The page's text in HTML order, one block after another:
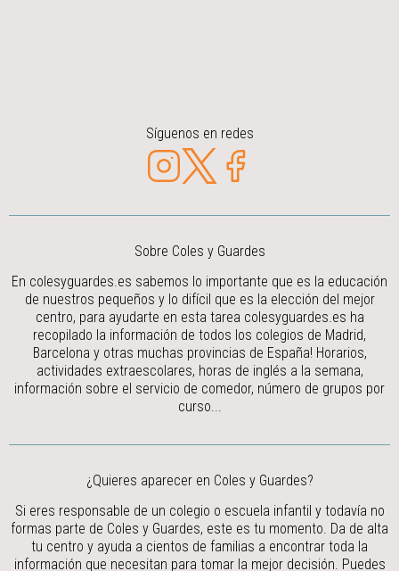
Síguenos en redes
Sobre Coles y Guardes
En colesyguardes.es sabemos lo importante que es la educación
de nuestros pequeños y lo difícil que es la elección del mejor
centro, para ayudarte en esta tarea colesyguardes.es ha
recopilado la información de todos los colegios de Madrid,
Barcelona y otras muchas provincias de España! Horarios,
actividades extraescolares, horas de inglés a la semana,
información sobre el servicio de comedor, número de grupos por
curso...
¿Quieres aparecer en Coles y Guardes?
Si eres responsable de un colegio o escuela infantil y todavía no
formas parte de Coles y Guardes, este es tu momento. Da de alta
tu centro y ayuda a cientos de familias a encontrar toda la
información que necesitan para tomar la mejor decisión. Puedes